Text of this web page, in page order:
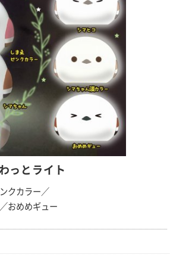
っとライト
クカラー／
おめめギュー